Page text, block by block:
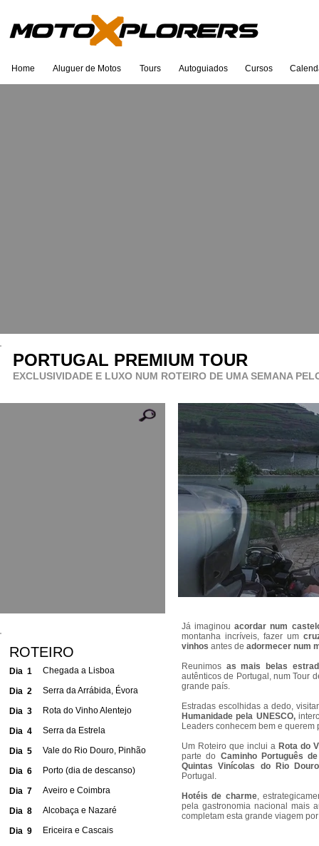
Home Aluguer de Motos Tours Autoguiados Cursos
PORTUGAL PREMIUM TOUR
EXCLUSIVIDADE E LUXO NUM ROTEIRO DE UMA SEMANA
ROTEIRO
Dia 1
Dia 2
Dia 3
Dia 4
Dia 5
Dia 6
Dia 7
Dia 8
Dia 9
Chegada a Lisboa
Serra da Arrábida, Évora
Rota do Vinho Alentejo
Serra da Estrela
Vale do Rio Douro, Pinhão
Porto (dia de descanso)
Aveiro e Coimbra
Alcobaça e Nazaré
Ericeira e Cascais
Já imaginouacordar num
montanha incríveis, fazer um
vinhos antes de adormecer num
Reunimos as mais belas
autênticos de Portugal, num Tour
grande país.
Estradas escolhidas a dedo,
Humanidade pela UNESCO,
Leaders conhecem bem e querem
Um Roteiro que inclui a Rota do
parte do Caminho Português
Quintas Vinícolas do Rio Douro
Portugal.
Hotéis de charme,
pela gastronomia nacional mais
completam esta grande viagem